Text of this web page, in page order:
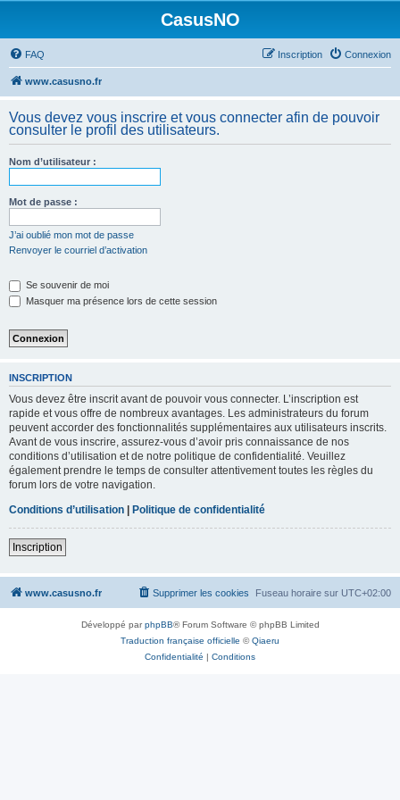
CasusNO
FAQ Connexion
Inscription
www.casusno.fr
Vous devez vous inscrire et vous connecter afin de pouvoir
consulter le profil des utilisateurs.
Nom d’utilisateur :
Mot de passe :
J’ai oublié mon mot de passe
Renvoyer le courriel d’activation
Se souvenir de moi
Masquer ma présence lors de cette session
INSCRIPTION
Vous devez être inscrit avant de pouvoir vous connecter. L’inscription est
rapide et vous offre de nombreux avantages. Les administrateurs du forum
peuvent accorder des fonctionnalités supplémentaires aux utilisateurs inscrits.
Avant de vous inscrire, assurez-vous d’avoir pris connaissance de nos
conditions d’utilisation et de notre politique de confidentialité. Veuillez
également prendre le temps de consulter attentivement toutes les règles du
forum lors de votre navigation.
Conditions d’utilisation | Politique de confidentialité
Inscription
www.casusno.fr Fuseau horaire sur UTC+02:00
Supprimer les cookies
Développé parphpBB® Forum Software © phpBB Limited
Traduction française officielle ©Qiaeru
Confidentialité | Conditions